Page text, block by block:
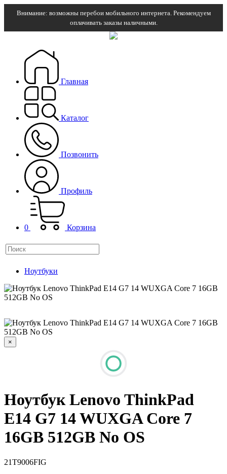
Внимание: возможны перебои мобильного интернета. Рекомендуем
оплачивать заказы наличными.
Главная
Каталог
Позвонить
Профиль
0 Корзина
Ноутбуки
×
Ноутбук Lenovo ThinkPad
E14 G7 14 WUXGA Core 7
16GB 512GB No OS
21T9006FIG